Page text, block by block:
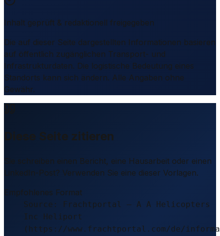
Inhalt geprüft & redaktionell freigegeben
Die auf dieser Seite dargestellten Informationen basieren
auf öffentlich zugänglichen Transport- und
Infrastrukturdaten. Die logistische Bedeutung eines
Standorts kann sich ändern. Alle Angaben ohne
Gewähr.
Diese Seite zitieren
Sie schreiben einen Bericht, eine Hausarbeit oder einen
LinkedIn-Post? Verwenden Sie eine dieser Vorlagen.
Empfohlenes Format
Source: Frachtportal – A A Helicopters
Inc Heliport
(https://www.frachtportal.com/de/